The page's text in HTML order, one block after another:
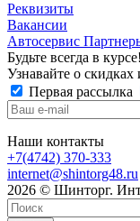
Реквизиты
Вакансии
Автосервис
Будьте всегда в курсе!
Узнавайте о
Первая рассылка
Наши контакты
+7(4742) 370-333
internet@shintorg48.ru
2026 © Шинторг.